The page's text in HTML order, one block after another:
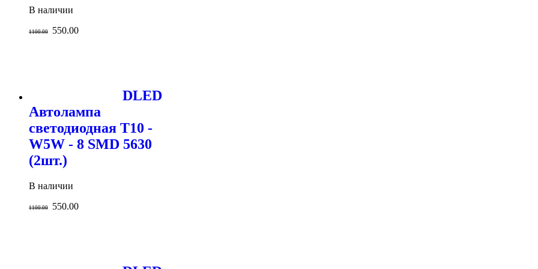
В наличии
1100.00 550.00
DLED
Автолампа
светодиодная T10 -
W5W - 8 SMD 5630
(2шт.)
В наличии
1100.00 550.00